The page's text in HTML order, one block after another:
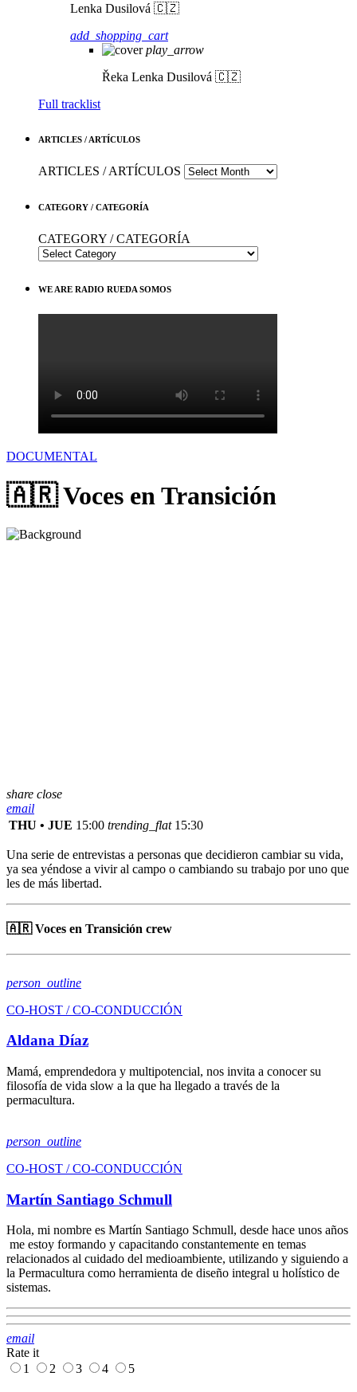
Lenka Dusilová 🇨🇿
add_shopping_cart
play_arrow
Řeka Lenka Dusilová 🇨🇿
Full tracklist
ARTICLES / ARTÍCULOS
ARTICLES / ARTÍCULOS
CATEGORY / CATEGORÍA
CATEGORY / CATEGORÍA
WE ARE RADIO RUEDA SOMOS
DOCUMENTAL
🇦🇷 Voces en Transición
share close
email
THU • JUE 15:00 trending_flat 15:30
Una serie de entrevistas a personas que decidieron cambiar su vida,
ya sea yéndose a vivir al campo o cambiando su trabajo por uno que
les de más libertad.
🇦🇷 Voces en Transición crew
person_outline
CO-HOST / CO-CONDUCCIÓN
Aldana Díaz
Mamá, emprendedora y multipotencial, nos invita a conocer su
filosofía de vida slow a la que ha llegado a través de la
permacultura.
person_outline
CO-HOST / CO-CONDUCCIÓN
Martín Santiago Schmull
Hola, mi nombre es Martín Santiago Schmull, desde hace unos años
me estoy formando y capacitando constantemente en temas
relacionados al cuidado del medioambiente, utilizando y siguiendo a
la Permacultura como herramienta de diseño integral u holístico de
sistemas.
email
Rate it
1
2 3 4 5